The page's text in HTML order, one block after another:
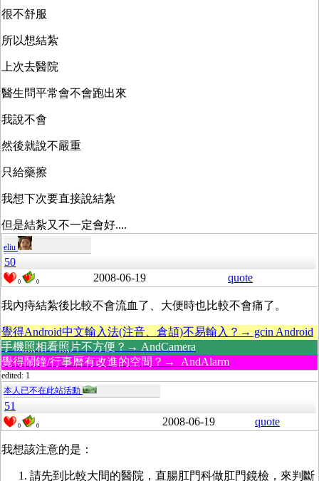
很不舒服
所以想結紮
上次去醫院
醫生問平常會不會跑出來
我說不會
然後就說不嚴重
只給藥擦
我想下次要直接說結紮
但是結紮又不一定會好....
eliu
50
0 0 2008-06-19 quote
我內痔結紮後比較不會流血了、大便時也比較不會痛了。
覺得Android中文輸入法(注音、倉頡)不易輸入？→ gcin Android
手機照相看照片不方便？→ AndCamera
覺得鬧鐘/行事曆有改進的空間？→ AndAlarm
edited: 1
本人已不在此站活動
51
0 0 2008-06-19 quote
我想該注意的是：
請先到比較大間的醫院，直腸肛門科做肛門鏡檢，來判斷